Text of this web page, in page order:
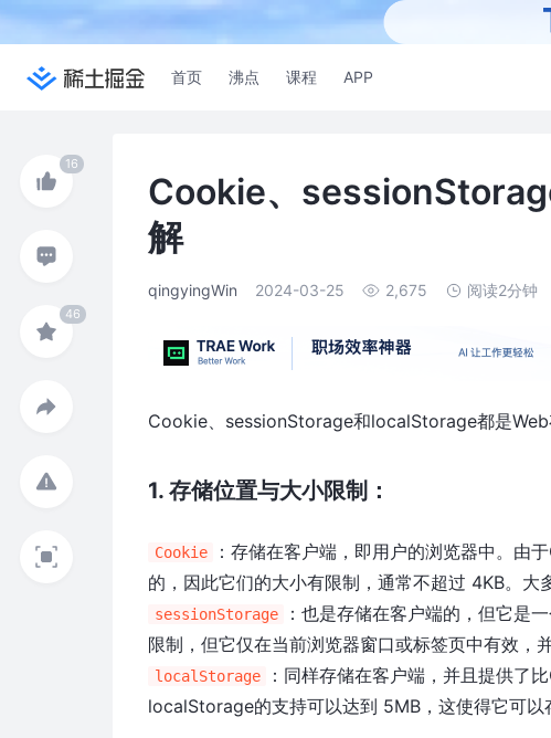
首页 沸点 课程 APP
Cookie、
解
qingyingWin 2024-03-25 2,675 阅读2分钟
Cookie、sessionStorage和localStorage都是Web
1. 存储位置与大小限制：
Cookie
：存储在客户端，即用户的浏览器中。由
的，因此它们的大小有限制，通常不超过 4KB。大
sessionStorage
：也是存储在客户端的，但它是
限制，但它仅在当前浏览器窗口或标签页中有效，
localStorage
：同样存储在客户端，并且提供了
localStorage的支持可以达到 5MB，这使得它可以